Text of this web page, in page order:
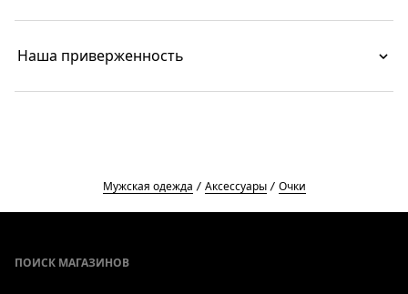
Наша приверженность
Мужская одежда Аксессуары Очки
ПОИСК МАГАЗИНОВ